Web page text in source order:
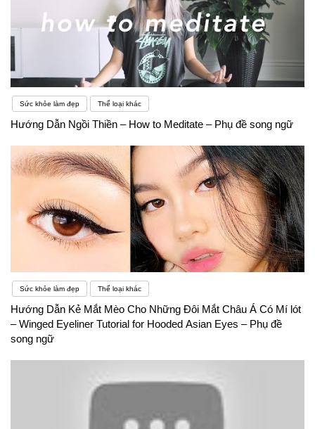
Sức khỏe làm đẹp Thể loại khác
Hướng Dẫn Ngồi Thiền – How to Meditate – Phụ đề song ngữ
Sức khỏe làm đẹp Thể loại khác
Hướng Dẫn Kẻ Mắt Mèo Cho Những Đôi Mắt Châu Á Có Mí lót
– Winged Eyeliner Tutorial for Hooded Asian Eyes – Phụ đề
song ngữ